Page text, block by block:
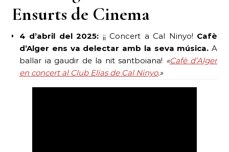
Ensurts de Cinema
4 d’abril del 2025: ¡¡ Concert a Cal Ninyo! Cafè
d’Alger ens va delectar amb la seva música. A
ballar ia gaudir de la nit santboiana! «Cafè d’Alger
en concert al Club Elias de Cal Ninyo.»